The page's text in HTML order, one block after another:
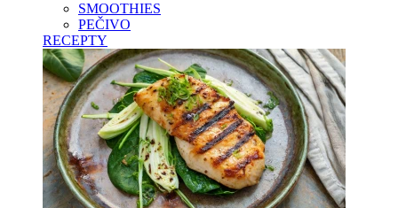
SMOOTHIES
PEČIVO
RECEPTY